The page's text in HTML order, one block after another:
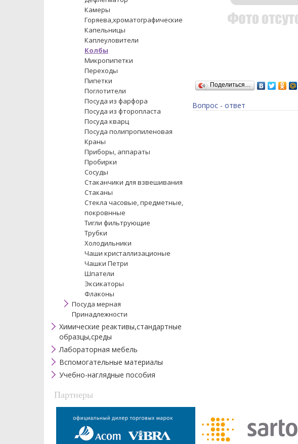
Камеры
Горяева,хроматографические
Капельницы
Каплеуловители
Колбы
Микропипетки
Переходы
Пипетки
Поглотители
Посуда из фарфора
Посуда из фторопласта
Посуда кварц
Посуда полипропиленовая
Краны
Приборы, аппараты
Пробирки
Сосуды
Стаканчики для взвешивания
Стаканы
Стекла часовые, предметные,
покровнные
Тигли фильтрующие
Трубки
Холодильники
Чаши кристаллизационые
Чашки Петри
Шпатели
Эксикаторы
Флаконы
Посуда мерная
Принадлежности
Химические реактивы,стандартные
образцы,среды
Лабораторная мебель
Вспомогательные материалы
Учебно-наглядные пособия
Поделиться…
Вопрос - ответ
Партнеры